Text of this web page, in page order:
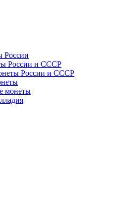
России
России и СССР
России и СССР
монеты